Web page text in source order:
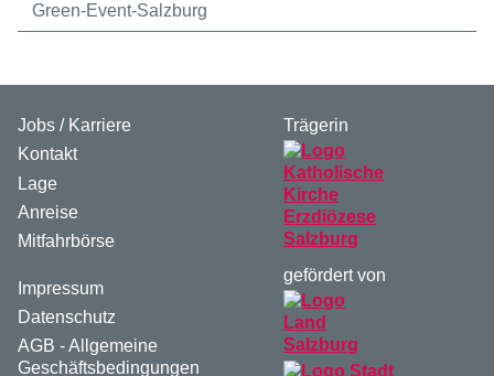
Green-Event-Salzburg
Jobs / Karriere
Kontakt
Lage
Anreise
Mitfahrbörse
Impressum
Datenschutz
AGB - Allgemeine
Geschäftsbedingungen
Trägerin
gefördert von